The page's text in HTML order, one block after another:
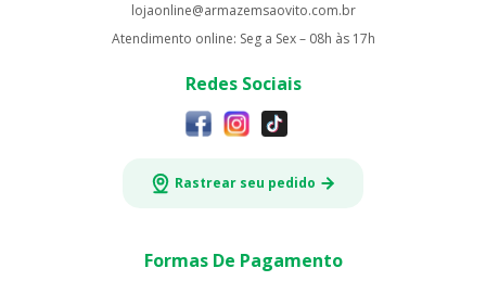
lojaonline@armazemsaovito.com.br
Atendimento online: Seg a Sex – 08h às 17h
Redes Sociais
Rastrear seu pedido
Formas De Pagamento